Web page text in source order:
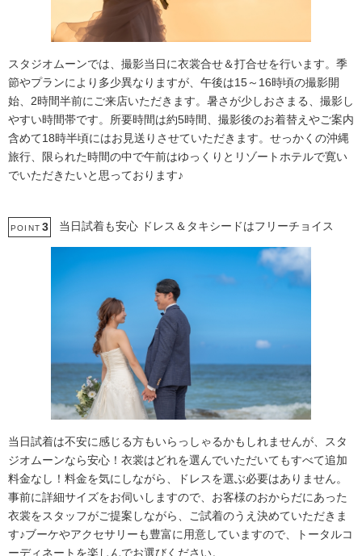
スタジオムーンでは、撮影当日に衣裳合せ＆打合せを行います。季
節やプランにより多少異なりますが、午後は15～16時頃の撮影開
始、2時間半前にご来店いただきます。暑さが少しおさまる、撮影し
やすい時間帯です。所要時間は約5時間、撮影後のお着替えやご案内
含めて18時半頃にはお見送りさせていただきます。せっかくの沖縄
旅行、限られた時間の中で午前はゆっくりとリゾートホテルで寛い
でいただきたいと思っております♪
POINT 3 当日試着も安心 ドレス＆タキシードはフリーチョイス
当日試着は不安に感じる方もいらっしゃるかもしれませんが、スタ
ジオムーンなら安心！衣裳はどれを選んでいただいてもすべて追加
料金なし！料金を気にしながら、ドレスを選ぶ必要はありません。
事前に詳細サイズをお伺いしますので、お客様のおからだにあった
衣裳をスタッフがご提案しながら、ご試着のうえ決めていただきま
す♪ブーケやアクセサリーも豊富に用意していますので、トータルコ
ーディネートを楽しんでお選びください。